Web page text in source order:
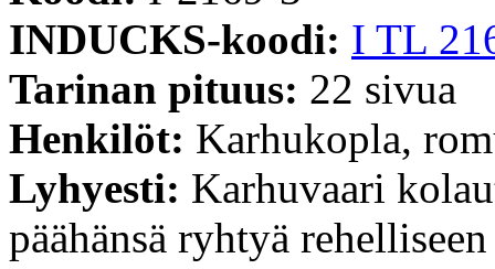
INDUCKS-koodi: I TL
Tarinan pituus: 22 sivua
Henkilöt: Karhukopla,
Lyhyesti: Karhuvaari
päähänsä ryhtyä